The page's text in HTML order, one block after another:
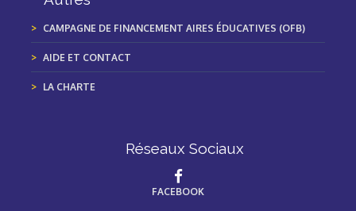
CAMPAGNE DE FINANCEMENT AIRES ÉDUCATIVES (OFB)
AIDE ET CONTACT
LA CHARTE
Réseaux Sociaux
FACEBOOK